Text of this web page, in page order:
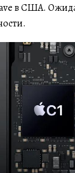
в США.